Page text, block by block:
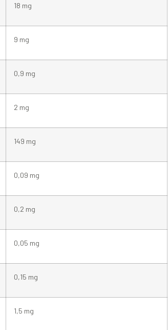
18 mg
9 mg
0,9 mg
2 mg
149 mg
0,09 mg
0,2 mg
0,05 mg
0,15 mg
1,5 mg